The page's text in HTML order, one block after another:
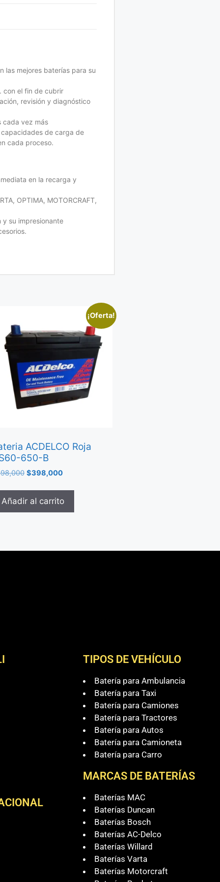
las mejores baterías para su
con el fin de cubrir
revisión y diagnóstico
cada vez más
de carga de
cada proceso.
en la recarga y
OPTIMA, MOTORCRAFT,
y su impresionante
¡Oferta!
ACDELCO Roja
650-B
$398,000
Añadir al carrito
TIPOS DE VEHÍCULO
Batería para Ambulancia
Batería para Taxi
Batería para Camiones
Batería para Tractores
Batería para Autos
Batería para Camioneta
Batería para Carro
MARCAS DE BATERÍAS
Baterías MAC
Baterías Duncan
Baterías Bosch
Baterías AC-Delco
Baterías Willard
Baterías Varta
Baterías Motorcraft